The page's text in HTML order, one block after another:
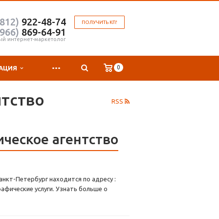
ПОЛУЧИТЬ КП!
922-48-74
869-64-91
интернет-маркетолог
... 0
RSS
агентство
Петербург находится по адресу :
услуги. Узнать больше о